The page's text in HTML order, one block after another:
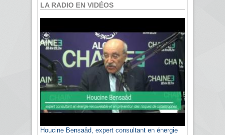
LA RADIO EN VIDÉOS
Houcine Bensaâd, expert consultant en énergie